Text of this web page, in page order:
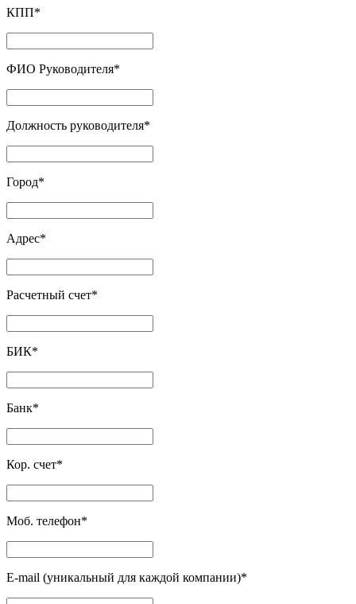
КПП*
ФИО Руководителя*
Должность руководителя*
Город*
Адрес*
Расчетный счет*
БИК*
Банк*
Кор. счет*
Моб. телефон*
E-mail (уникальный для каждой компании)*